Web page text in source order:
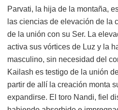
Parvati, la hija de la montaña,
las ciencias de elevación de la
de la unión con su Ser. La
activa sus vórtices de Luz y la
masculino, sin necesidad del
Kailash es testigo de la unión
partir de allí la creación monta
expandirse. El toro Nandi, fiel